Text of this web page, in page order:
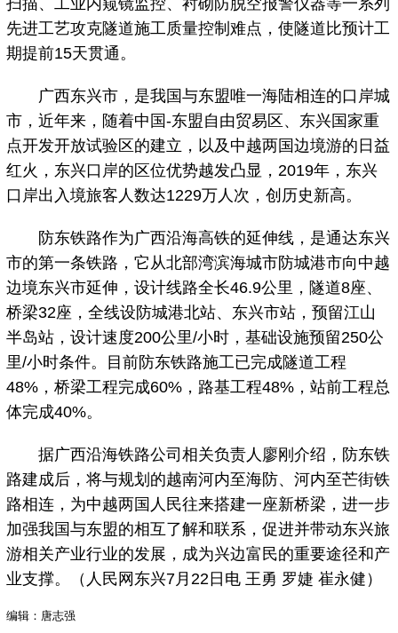
扫描、工业内窥镜监控、衬砌防脱空报警仪器等一系列
先进工艺攻克隧道施工质量控制难点，使隧道比预计工
期提前15天贯通。
广西东兴市，是我国与东盟唯一海陆相连的口岸城
市，近年来，随着中国-东盟自由贸易区、东兴国家重
点开发开放试验区的建立，以及中越两国边境游的日益
红火，东兴口岸的区位优势越发凸显，2019年，东兴
口岸出入境旅客人数达1229万人次，创历史新高。
防东铁路作为广西沿海高铁的延伸线，是通达东兴
市的第一条铁路，它从北部湾滨海城市防城港市向中越
边境东兴市延伸，设计线路全长46.9公里，隧道8座、
桥梁32座，全线设防城港北站、东兴市站，预留江山
半岛站，设计速度200公里/小时，基础设施预留250公
里/小时条件。目前防东铁路施工已完成隧道工程
48%，桥梁工程完成60%，路基工程48%，站前工程总
体完成40%。
据广西沿海铁路公司相关负责人廖刚介绍，防东铁
路建成后，将与规划的越南河内至海防、河内至芒街铁
路相连，为中越两国人民往来搭建一座新桥梁，进一步
加强我国与东盟的相互了解和联系，促进并带动东兴旅
游相关产业行业的发展，成为兴边富民的重要途径和产
业支撑。（人民网东兴7月22日电 王勇 罗婕 崔永健）
编辑：唐志强